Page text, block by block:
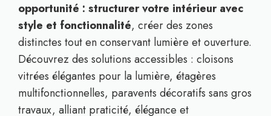
opportunité : structurer votre intérieur avec
style et fonctionnalité, créer des zones
distinctes tout en conservant lumière et ouverture.
Découvrez des solutions accessibles : cloisons
vitrées élégantes pour la lumière, étagères
multifonctionnelles, paravents décoratifs sans gros
travaux, alliant praticité, élégance et